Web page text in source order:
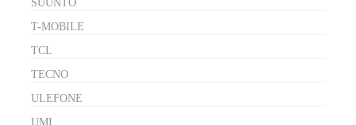
SUUNTO
T-MOBILE
TCL
TECNO
ULEFONE
UMI